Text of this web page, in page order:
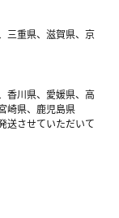
三重県、滋賀県、京
香川県、愛媛県、高
崎県、鹿児島県
送させていただいて